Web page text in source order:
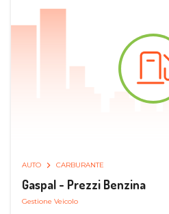
AUTO CARBURANTE
Gaspal - Prezzi Benzina
Gestione Veicolo